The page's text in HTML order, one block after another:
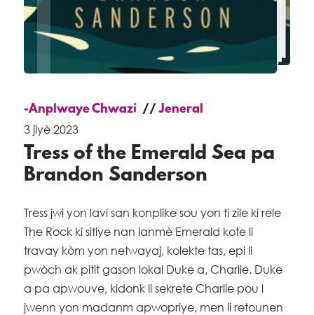
-Anplwaye Chwazi
Jeneral
3 jiyè 2023
Tress of the Emerald Sea pa
Brandon Sanderson
Tress jwi yon lavi san konplike sou yon ti zile ki rele
The Rock ki sitiye nan lanmè Emerald kote li
travay kòm yon netwayaj, kolekte tas, epi li
pwòch ak pitit gason lokal Duke a, Charlie. Duke
a pa apwouve, kidonk li sekrete Charlie pou l
jwenn yon madanm apwopriye, men li retounen